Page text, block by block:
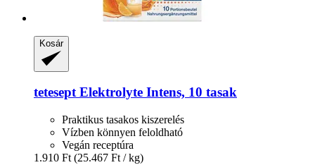
Kosár
teteseptElektrolyte Intens, 10 tasak
Praktikus tasakos kiszerelés
Vízben könnyen feloldható
Vegán receptúra
1.910 Ft (25.467 Ft / kg)